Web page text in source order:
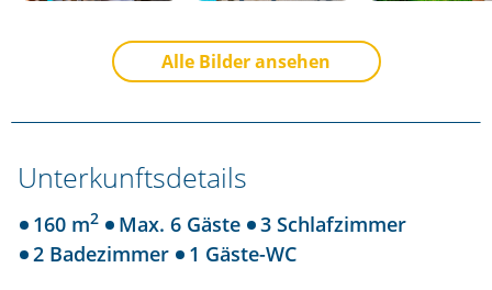
Alle Bilder ansehen
Unterkunftsdetails
160 m2 Max. 6 Gäste
3 Schlafzimmer
2 Badezimmer
1 Gäste-WC